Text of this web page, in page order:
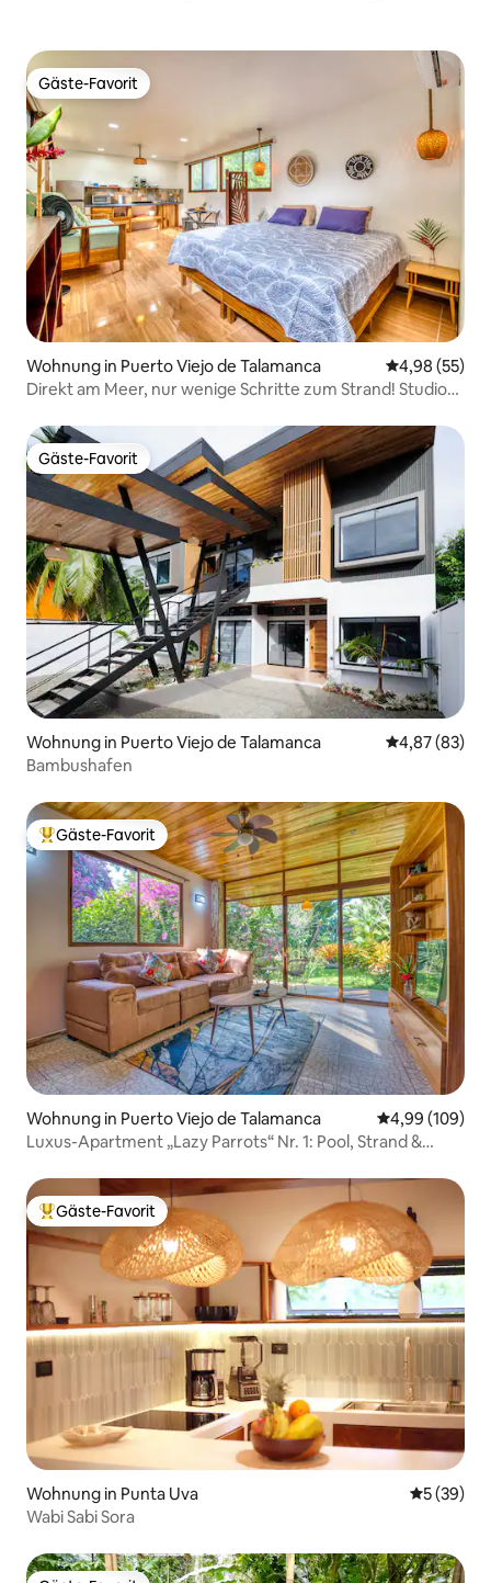
Gäste-Favorit
Gäste-Favorit
Wohnung in Puerto Viejo de Talamanca
4,98 (55)
Direkt am Meer, nur wenige Schritte zum Strand! Studio
Gäste-Favorit
Gäste-Favorit
Wohnung in Puerto Viejo de Talamanca
4,87 (83)
Bambushafen
Beliebter Gäste-Favorit.
Gäste-Favorit
Wohnung in Puerto Viejo de Talamanca
4,99 (109)
Luxus-Apartment „Lazy Parrots“ Nr. 1: Pool, Strand &
Beliebter Gäste-Favorit.
Gäste-Favorit
Wohnung in Punta Uva
5 (39)
Wabi Sabi Sora